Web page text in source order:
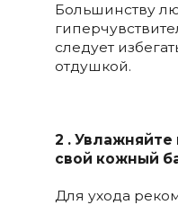
Большинству
следует
отдушкой.
2 .
свой кожный
Для ухода